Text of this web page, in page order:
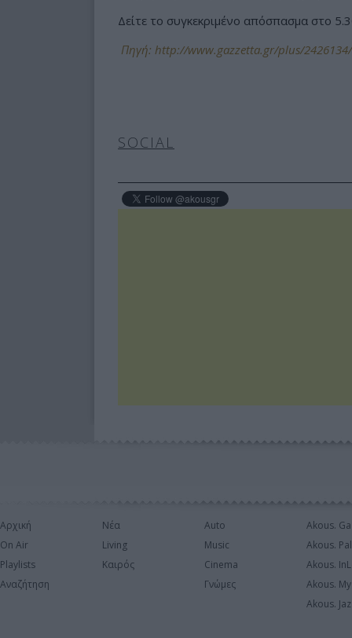
Δείτε το συγκεκριμένο απόσπασμα στο
Πηγή: http://www.gazzetta.gr/plus/
SOCIAL
Αρχική
On Air
Playlists
Αναζήτηση
Νέα
Living
Καιρός
Auto
Music
Cinema
Γνώμες
Akous.
Akous.
Akous.
Akous.
Akous.